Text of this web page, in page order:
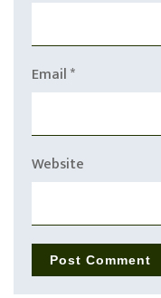
Email*
Website